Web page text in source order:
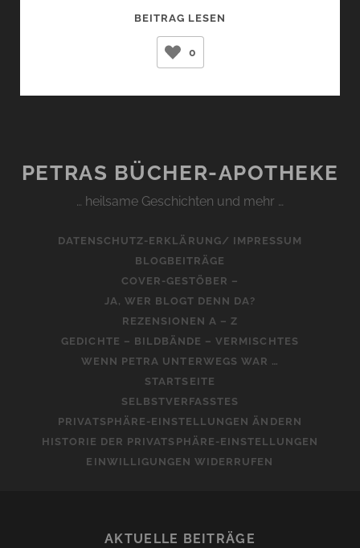
BEITRAG LESEN
MANGAN)
0
PETRAS BÜCHER-APOTHEKE
… heilsame Geschichten und mehr …
DATENSCHUTZ-ERKLÄRUNG/ IMPRESSUM
BLOGBEITRÄGE
COVER-GESTÖBER –
JA, WER BLOGT DENN DA?
REZENSIONEN A – Z
GEDICHTE – BILDBÄNDE – VERMISCHTES
WENN PETRA UNTERWEGS WAR …
STARTSEITE
SELBSTVERFASSTES
PRIVATSPHÄRE-EINSTELLUNGEN ÄNDERN
HISTORIE DER PRIVATSPHÄRE-EINSTELLUNGEN
EINWILLIGUNGEN WIDERRUFEN
AKTUELLE BEITRÄGE